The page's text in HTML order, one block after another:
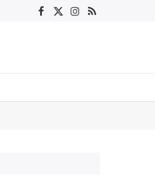
Facebook
X Instagram
RSS